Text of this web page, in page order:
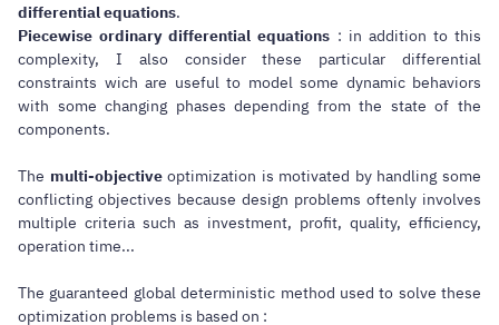
differential equations.
Piecewise ordinary differential equations : in addition to this
complexity, I also consider these particular differential
constraints wich are useful to model some dynamic behaviors
with some changing phases depending from the state of the
components.
The multi-objectiveoptimization is motivated by handling some
conflicting objectives because design problems oftenly involves
multiple criteria such as investment, profit, quality, efficiency,
operation time...
The guaranteed global deterministic method used to solve these
optimization problems is based on :